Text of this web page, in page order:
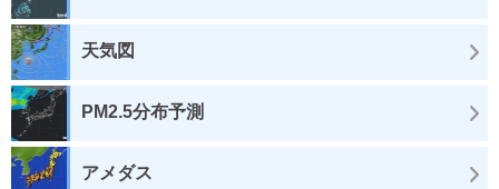
天気図
PM2.5分布予測
アメダス